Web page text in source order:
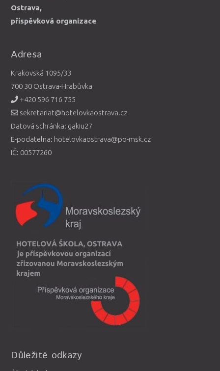
Ostrava,
příspěvková organizace
Adresa
Krakovská 1095/33
700 30 Ostrava-Hrabůvka
+420 596 716 755
sekretariat@hotelovkaostrava.cz
Datová schránka: gakiu27
E-podatelna: hotelovkaostrava@po-msk.cz
IČ: 00577260
Důležité odkazy